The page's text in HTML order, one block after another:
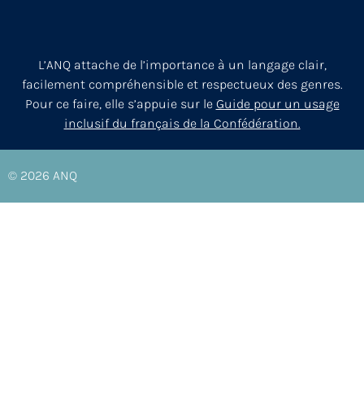
L’ANQ attache de l’importance à un langage clair,
facilement compréhensible et respectueux des genres.
Pour ce faire, elle s’appuie sur le Guide pour un usage
inclusif du français de la Confédération.
© 2026 ANQ